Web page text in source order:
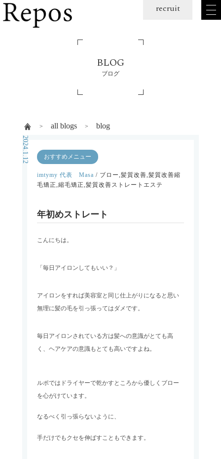
ニュー
を
recruit
BLOG
ブログ
all blogs blog
おすすめメニュー
imtymy 代表 Masa / ブロー,髪質改善,髪質改善縮
毛矯正,縮毛矯正,髪質改善ストレートエステ
年初めストレート
2024.1.12
こんにちは。
「毎日アイロンしてもいい？」
アイロンをすれば美容室と同じ仕上がりになると思い
無理に髪の毛を引っ張ってはダメです。
毎日アイロンされている方は髪への意識がとても高
く、ヘアケアの意識もとても高いですよね。
ルポではドライヤーで乾かすところから優しくブロー
を心がけています。
なるべく引っ張らないように、
手だけでもクセを伸ばすこともできます。